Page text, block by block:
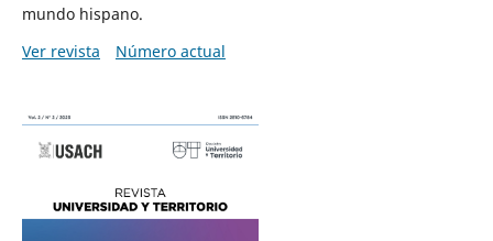
mundo hispano.
Ver revista
Número actual